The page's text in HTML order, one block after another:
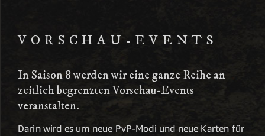
VORSCHAU-EVENTS
In Saison 8 werden wir eine ganze Reihe an
zeitlich begrenzten Vorschau-Events
veranstalten.
Darin wird es um neue PvP-Modi und neue Karten für